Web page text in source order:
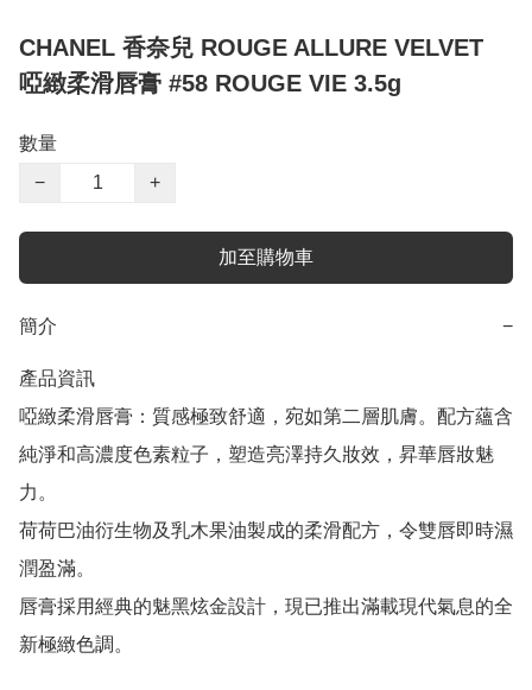
CHANEL 香奈兒 ROUGE ALLURE VELVET
啞緻柔滑唇膏 #58 ROUGE VIE 3.5g
數量
−
+
加至購物車
簡介 −
產品資訊
啞緻柔滑唇膏：質感極致舒適，宛如第二層肌膚。配方蘊含
純淨和高濃度色素粒子，塑造亮澤持久妝效，昇華唇妝魅
力。
荷荷巴油衍生物及乳木果油製成的柔滑配方，令雙唇即時濕
潤盈滿。
唇膏採用經典的魅黑炫金設計，現已推出滿載現代氣息的全
新極緻色調。